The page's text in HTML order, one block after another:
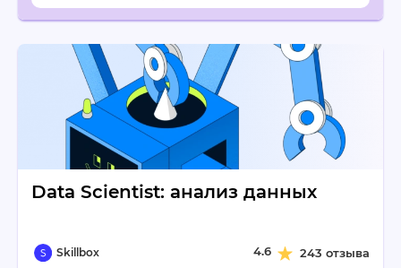
Data Scientist: анализ данных
Skillbox 4.6 243 отзыва